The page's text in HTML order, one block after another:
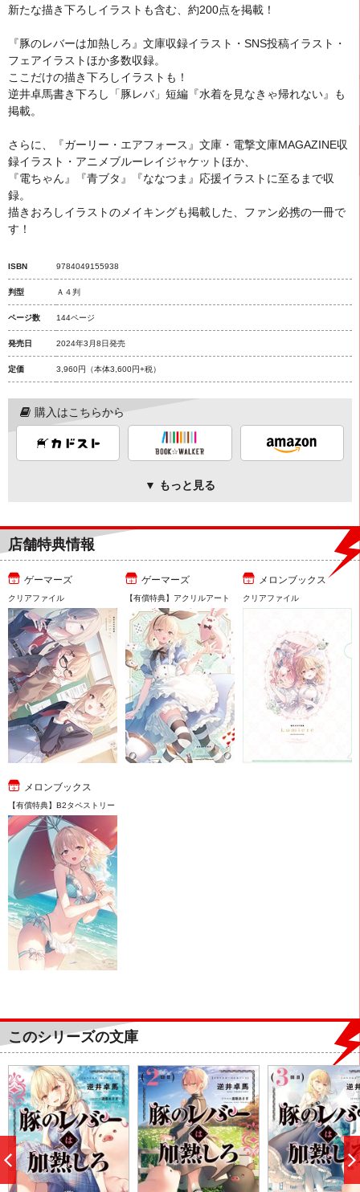
新たな描き下ろしイラストも含む、約200点を掲載！
『豚のレバーは加熱しろ』文庫収録イラスト・SNS投稿イラスト・
フェアイラストほか多数収録。
ここだけの描き下ろしイラストも！
逆井卓馬書き下ろし「豚レバ」短編『水着を見なきゃ帰れない』も
掲載。
さらに、『ガーリー・エアフォース』文庫・電撃文庫MAGAZINE収
録イラスト・アニメブルーレイジャケットほか、
『電ちゃん』『青ブタ』『ななつま』応援イラストに至るまで収
録。
描きおろしイラストのメイキングも掲載した、ファン必携の一冊で
す！
ISBN 9784049155938
判型 Ａ４判
ページ数 144ページ
発売日 2024年3月8日発売
定価 3,960円 （本体3,600円+税）
購入はこちらから
▼ もっと見る
店舗特典情報
ゲーマーズ
クリアファイル
ゲーマーズ
【有償特典】アクリルアート
メロンブックス
クリアファイル
メロンブックス
【有償特典】B2タペストリー
このシリーズの文庫
前